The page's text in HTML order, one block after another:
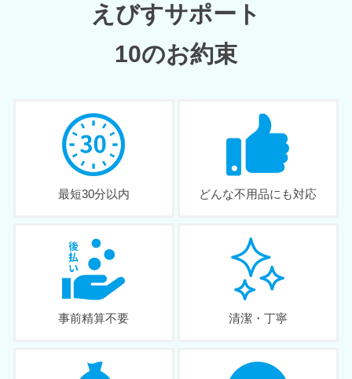
えびすサポート
10のお約束
最短30分以内 どんな不用品にも対応
事前精算不要 清潔・丁寧